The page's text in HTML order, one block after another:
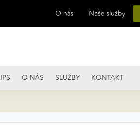
O nás Naše služby
O NÁS SLUŽBY KONTAKT